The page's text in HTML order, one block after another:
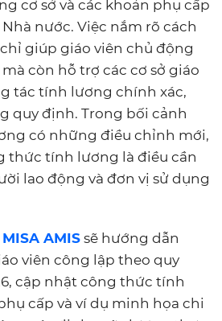
cơ sở và các khoản phụ cấp
nước. Việc nắm rõ cách
giúp giáo viên chủ động
còn hỗ trợ các cơ sở giáo
tác tính lương chính xác,
quy định. Trong bối cảnh
có những điều chỉnh mới,
thức tính lương là điều cần
lao động và đơn vị sử dụng
MISA AMIS sẽ hướng dẫn
viên công lập theo quy
cập nhật công thức tính
cấp và ví dụ minh họa chi